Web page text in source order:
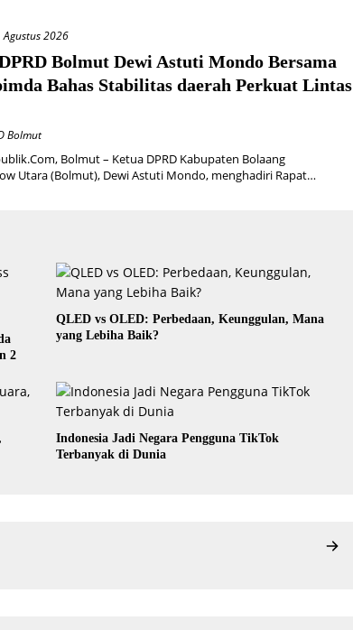
Agustus 2026
Bolmut Dewi Astuti Mondo Bersama
Bahas Stabilitas daerah Perkuat Lintas
Bolmut
Bolmut – Ketua DPRD Kabupaten Bolaang
Utara (Bolmut), Dewi Astuti Mondo, menghadiri Rapat…
2
QLED vs OLED: Perbedaan, Keunggulan, Mana
yang Lebiha Baik?
Indonesia Jadi Negara Pengguna TikTok
Terbanyak di Dunia